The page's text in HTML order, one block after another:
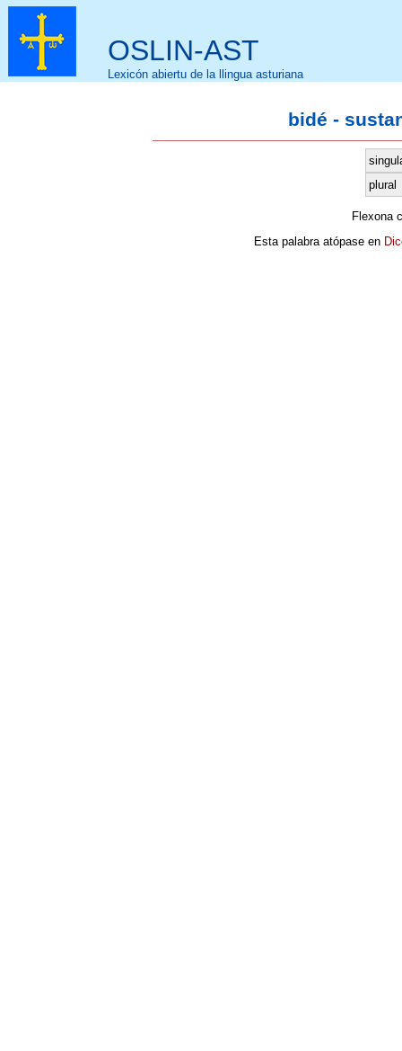
OSLIN-AST
Lexicón abiertu de la llingua asturiana
bidé -
plural
Flexona
Esta palabra atópase en